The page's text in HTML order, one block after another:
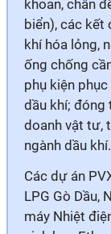
khoan, chân
biển), các kết
khí hóa lỏng,
ống chống
phụ kiện
dầu khí; đóng
doanh vật tư,
ngành dầu khí.
Các dự án
LPG Gò Dầu,
máy Nhiệt